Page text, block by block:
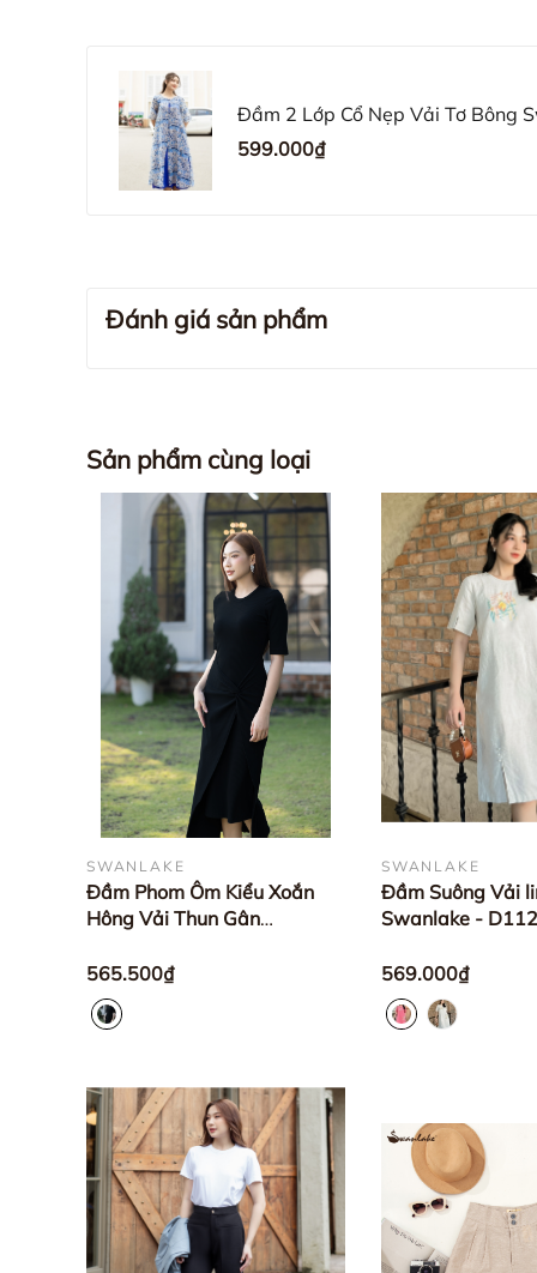
Đầm 2 Lớp Cổ Nẹp Vải Tơ Bông
599.000₫
Đánh giá sản phẩm
Sản phẩm cùng loại
SWANLAKE
Đầm Phom Ôm Kiểu Xoắn
Hông Vải Thun Gân
565.500₫
SWANLAKE
Đầm Suông Vải
Swanlake -
569.000₫